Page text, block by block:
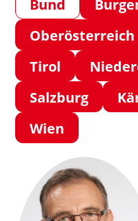
Bund
Oberösterreich
Tirol
Salzburg
Wien